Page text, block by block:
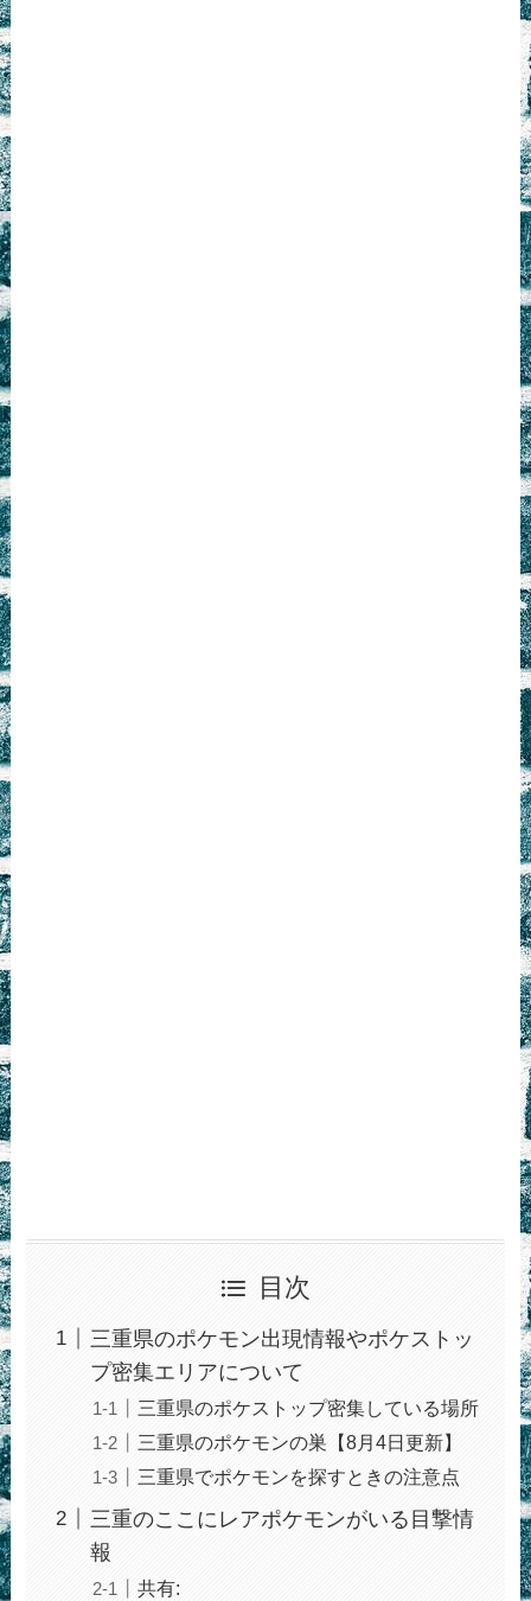
目次
三重県のポケモン出現情報やポケストッ
プ密集エリアについて
三重県のポケストップ密集している場所
三重県のポケモンの巣【8月4日更新】
三重県でポケモンを探すときの注意点
三重のここにレアポケモンがいる目撃情
報
共有: